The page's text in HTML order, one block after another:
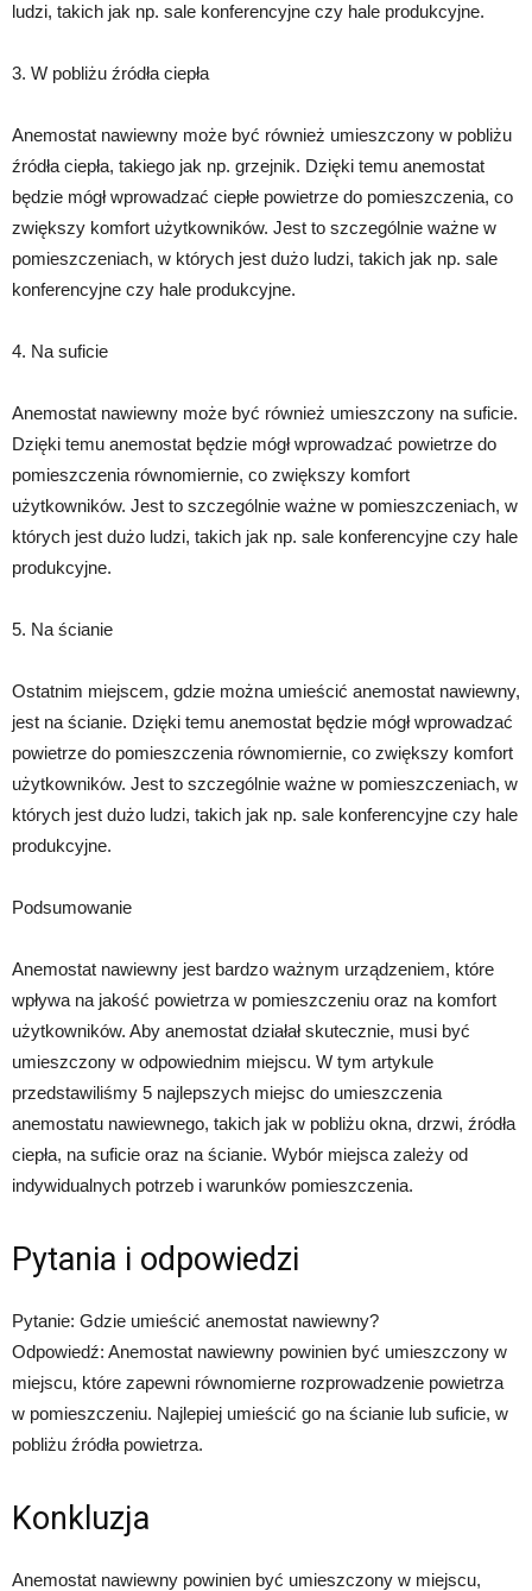
ludzi, takich jak np. sale konferencyjne czy hale produkcyjne.
3. W pobliżu źródła ciepła
Anemostat nawiewny może być również umieszczony w pobliżu
źródła ciepła, takiego jak np. grzejnik. Dzięki temu anemostat
będzie mógł wprowadzać ciepłe powietrze do pomieszczenia, co
zwiększy komfort użytkowników. Jest to szczególnie ważne w
pomieszczeniach, w których jest dużo ludzi, takich jak np. sale
konferencyjne czy hale produkcyjne.
4. Na suficie
Anemostat nawiewny może być również umieszczony na suficie.
Dzięki temu anemostat będzie mógł wprowadzać powietrze do
pomieszczenia równomiernie, co zwiększy komfort
użytkowników. Jest to szczególnie ważne w pomieszczeniach, w
których jest dużo ludzi, takich jak np. sale konferencyjne czy hale
produkcyjne.
5. Na ścianie
Ostatnim miejscem, gdzie można umieścić anemostat nawiewny,
jest na ścianie. Dzięki temu anemostat będzie mógł wprowadzać
powietrze do pomieszczenia równomiernie, co zwiększy komfort
użytkowników. Jest to szczególnie ważne w pomieszczeniach, w
których jest dużo ludzi, takich jak np. sale konferencyjne czy hale
produkcyjne.
Podsumowanie
Anemostat nawiewny jest bardzo ważnym urządzeniem, które
wpływa na jakość powietrza w pomieszczeniu oraz na komfort
użytkowników. Aby anemostat działał skutecznie, musi być
umieszczony w odpowiednim miejscu. W tym artykule
przedstawiliśmy 5 najlepszych miejsc do umieszczenia
anemostatu nawiewnego, takich jak w pobliżu okna, drzwi, źródła
ciepła, na suficie oraz na ścianie. Wybór miejsca zależy od
indywidualnych potrzeb i warunków pomieszczenia.
Pytania i odpowiedzi
Pytanie: Gdzie umieścić anemostat nawiewny?
Odpowiedź: Anemostat nawiewny powinien być umieszczony w
miejscu, które zapewni równomierne rozprowadzenie powietrza
w pomieszczeniu. Najlepiej umieścić go na ścianie lub suficie, w
pobliżu źródła powietrza.
Konkluzja
Anemostat nawiewny powinien być umieszczony w miejscu,